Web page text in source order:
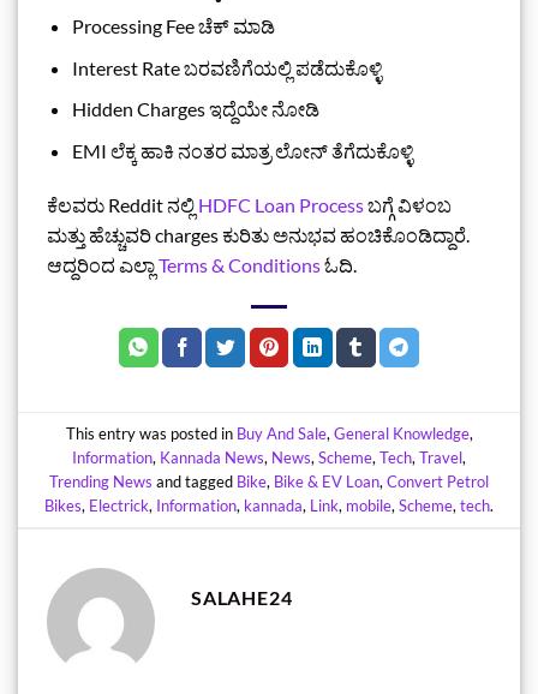
Processing Fee ಚೆಕ್ ಮಾಡಿ
Interest Rate ಬರವಣಿಗೆಯಲ್ಲಿ ಪಡೆದುಕೊಳ್ಳಿ
Hidden Charges ಇದ್ದೆಯೇ ನೋಡಿ
EMI ಲೆಕ್ಕ ಹಾಕಿ ನಂತರ ಮಾತ್ರ ಲೋನ್ ತೆಗೆದುಕೊಳ್ಳಿ
ಕೆಲವರು Reddit ನಲ್ಲಿ HDFC Loan Processಬಗ್ಗೆ ವಿಳಂಬ
ಮತ್ತು ಹೆಚ್ಚುವರಿ charges ಕುರಿತು ಅನುಭವ ಹಂಚಿಕೊಂಡಿದ್ದಾರೆ.
ಆದ್ದರಿಂದ ಎಲ್ಲಾTerms & Conditionsಓದಿ.
This entry was posted in Buy And Sale, General Knowledge,
Information, Kannada News, News, Scheme, Tech, Travel,
Trending News and tagged Bike, Bike & EV Loan, Convert Petrol
Bikes, Electrick, Information, kannada, Link, mobile, Scheme, tech.
SALAHE24